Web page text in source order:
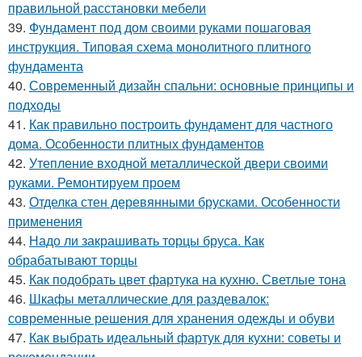
правильной расстановки мебели
39. Фундамент под дом своими руками пошаговая
инструкция. Типовая схема монолитного плитного
фундамента
40. Современный дизайн спальни: основные принципы и
подходы
41. Как правильно построить фундамент для частного
дома. Особенности плитных фундаментов
42. Утепление входной металлической двери своими
руками. Ремонтируем проем
43. Отделка стен деревянными брусками. Особенности
применения
44. Надо ли закрашивать торцы бруса. Как
обрабатывают торцы
45. Как подобрать цвет фартука на кухню. Светлые тона
46. Шкафы металлические для раздевалок:
современные решения для хранения одежды и обуви
47. Как выбрать идеальный фартук для кухни: советы и